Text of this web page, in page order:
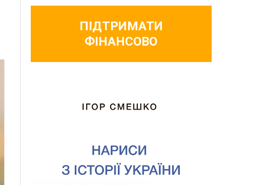
ПІДТРИМАТИ
ФІНАНСОВО